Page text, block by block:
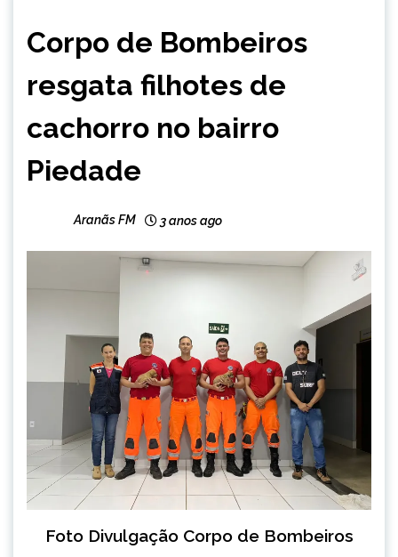
NOTÍCIAS
Corpo de Bombeiros
resgata filhotes de
cachorro no bairro
Piedade
Aranãs FM 3 anos ago
Foto Divulgação Corpo de Bombeiros